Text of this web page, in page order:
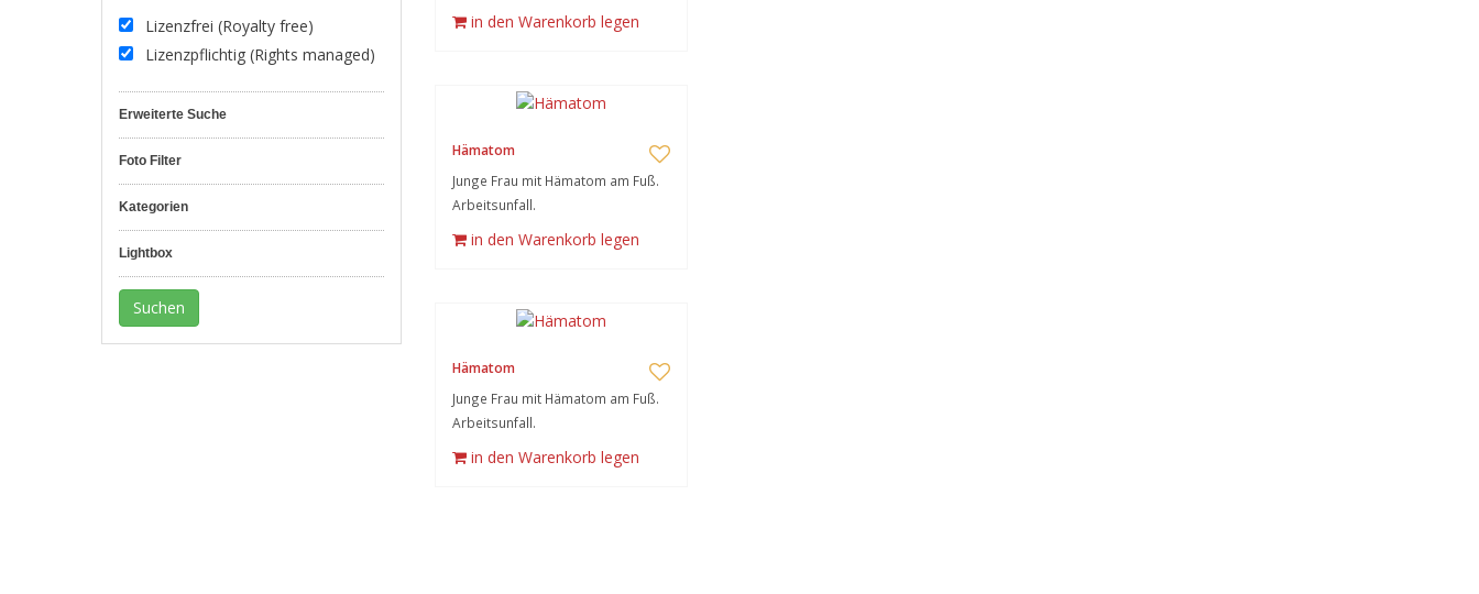
Lizenzfrei (Royalty free)
Lizenzpflichtig (Rights managed)
Erweiterte Suche
Foto Filter
Kategorien
Lightbox
in den Warenkorb legen
Hämatom
Junge Frau mit Hämatom am Fuß.
Arbeitsunfall.
in den Warenkorb legen
Hämatom
Junge Frau mit Hämatom am Fuß.
Arbeitsunfall.
in den Warenkorb legen